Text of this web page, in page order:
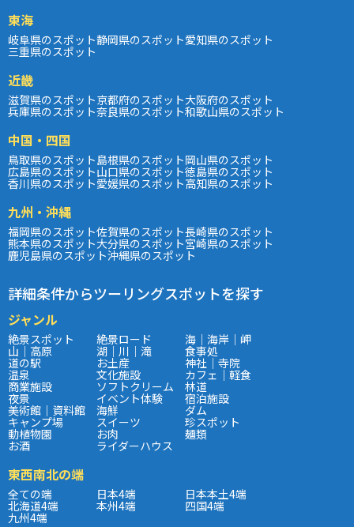
東海
岐阜県のスポット静岡県のスポット愛知県のスポット
三重県のスポット
近畿
滋賀県のスポット京都府のスポット大阪府のスポット
兵庫県のスポット奈良県のスポット和歌山県のスポット
中国・四国
鳥取県のスポット島根県のスポット岡山県のスポット
広島県のスポット山口県のスポット徳島県のスポット
香川県のスポット愛媛県のスポット高知県のスポット
九州・沖縄
福岡県のスポット佐賀県のスポット長崎県のスポット
熊本県のスポット大分県のスポット宮崎県のスポット
鹿児島県のスポット沖縄県のスポット
詳細条件からツーリングスポットを探す
ジャンル
絶景スポット 絶景ロード 海｜海岸｜岬
山｜高原 湖｜川｜滝 食事処
道の駅 お土産 神社｜寺院
温泉 文化施設 カフェ｜軽食
商業施設 ソフトクリーム 林道
夜景 イベント体験 宿泊施設
美術館｜資料館 海鮮 ダム
キャンプ場 スイーツ 珍スポット
動植物園 お肉 麺類
お酒 ライダーハウス
東西南北の端
全ての端 日本4端 日本本土4端
北海道4端 本州4端 四国4端
九州4端